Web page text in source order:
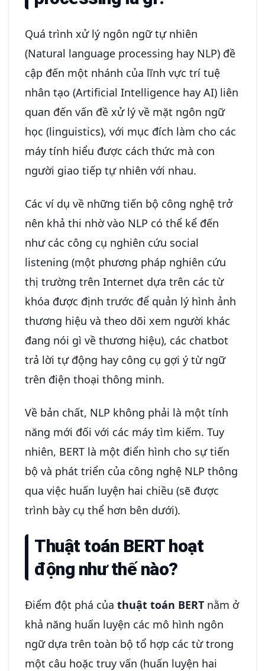
Quá trình xử lý ngôn ngữ tự nhiên
(Natural language processing hay NLP) đề
cập đến một nhánh của lĩnh vực trí tuệ
nhân tạo (Artificial Intelligence hay AI) liên
quan đến vấn đề xử lý về mặt ngôn ngữ
học (linguistics), với mục đích làm cho các
máy tính hiểu được cách thức mà con
người giao tiếp tự nhiên với nhau.
Các ví dụ về những tiến bộ công nghệ trở
nên khả thi nhờ vào NLP có thể kể đến
như các công cụ nghiên cứu social
listening (một phương pháp nghiên cứu
thị trường trên Internet dựa trên các từ
khóa được định trước để quản lý hình ảnh
thương hiệu và theo dõi xem người khác
đang nói gì về thương hiệu), các chatbot
trả lời tự động hay công cụ gợi ý từ ngữ
trên điện thoại thông minh.
Về bản chất, NLP không phải là một tính
năng mới đối với các máy tìm kiếm. Tuy
nhiên, BERT là một điển hình cho sự tiến
bộ và phát triển của công nghệ NLP thông
qua việc huấn luyện hai chiều (sẽ được
trình bày cụ thể hơn bên dưới).
Thuật toán BERT hoạt
động như thế nào?
Điểm đột phá của thuật toán BERT nằm ở
khả năng huấn luyện các mô hình ngôn
ngữ dựa trên toàn bộ tổ hợp các từ trong
một câu hoặc truy vấn (huấn luyện hai